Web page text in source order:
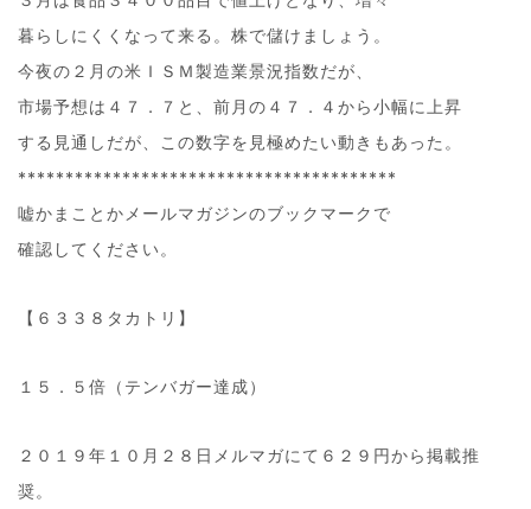
暮らしにくくなって来る。株で儲けましょう。
今夜の２月の米ＩＳＭ製造業景況指数だが、
市場予想は４７．７と、前月の４７．４から小幅に上昇
する見通しだが、この数字を見極めたい動きもあった。
****************************************
嘘かまことかメールマガジンのブックマークで
確認してください。
【６３３８タカトリ】
１５．５倍（テンバガー達成）
２０１９年１０月２８日メルマガにて６２９円から掲載推
奨。